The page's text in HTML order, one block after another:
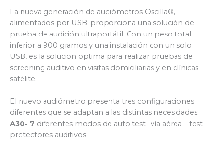
La nueva generación de audiómetros Oscilla®,
alimentados por USB, proporciona una solución de
prueba de audición ultraportátil. Con un peso total
inferior a 900 gramos y una instalación con un solo
USB, es la solución óptima para realizar pruebas de
screening auditivo en visitas domiciliarias y en clínicas
satélite.
El nuevo audiómetro presenta tres configuraciones
diferentes que se adaptan a las distintas necesidades:
A30- 7 diferentes modos de auto test -vía aérea – test
protectores auditivos